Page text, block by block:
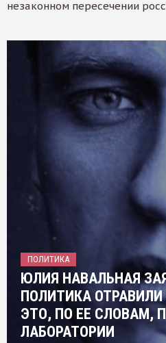
незаконном пересечении
ПОЛИТИКА
ЮЛИЯ НАВАЛЬНАЯ
ПОЛИТИКА
ЭТО, ПО ЕЕ СЛОВАМ,
ЛАБОРАТОРИИ